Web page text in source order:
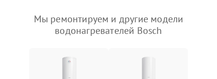
Мы ремонтируем и другие модели
водонагревателей Bosch